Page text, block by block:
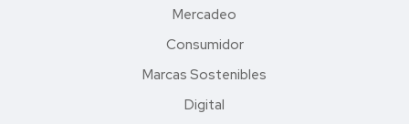
Mercadeo
Consumidor
Marcas Sostenibles
Digital